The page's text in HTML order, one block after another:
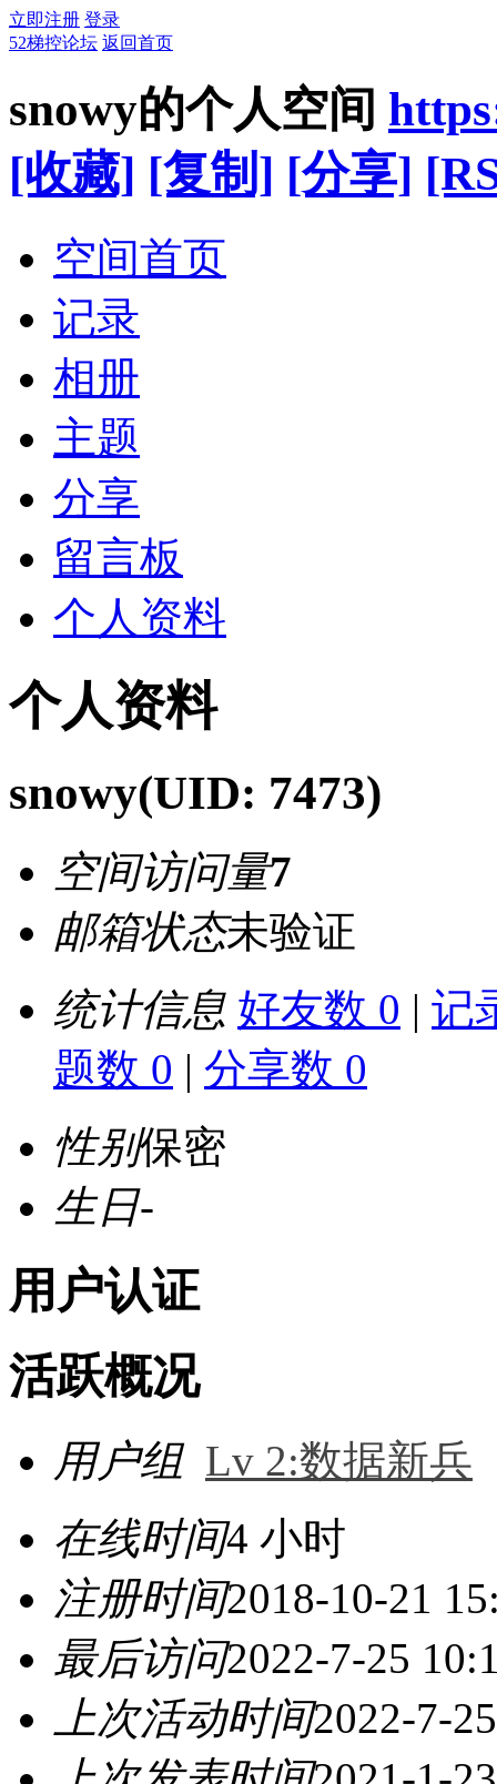
立即注册 登录
52梯控论坛 返回首页
snowy的个人空间
[收藏] [复制] [分享]
空间首页
记录
相册
主题
分享
留言板
个人资料
个人资料
snowy(UID: 7473)
空间访问量7
邮箱状态未验证
统计信息 好友数 0 | 记
题数 0 | 分享数 0
性别保密
生日-
用户认证
活跃概况
用户组 Lv 2:数据新兵
在线时间4 小时
注册时间2018-10-21
最后访问2022-7-25
上次活动时间2022-7-